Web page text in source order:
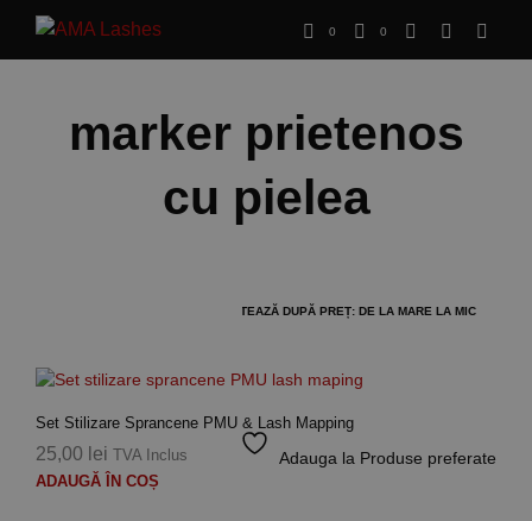
0 0
marker prietenos
cu pielea
Adauga la Produse preferate
Set Stilizare Sprancene PMU & Lash Mapping
25,00 lei TVA Inclus
ADAUGĂ ÎN COȘ